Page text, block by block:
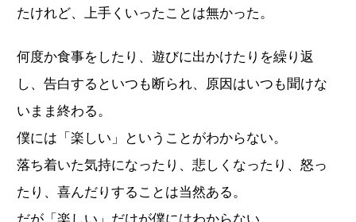
たけれど、上手くいったことは無かった。
何度か食事をしたり、遊びに出かけたりを繰り返
し、告白するといつも断られ、原因はいつも聞けな
いまま終わる。
僕には「楽しい」ということがわからない。
落ち着いた気持になったり、悲しくなったり、怒っ
たり、喜んだりすることは当然ある。